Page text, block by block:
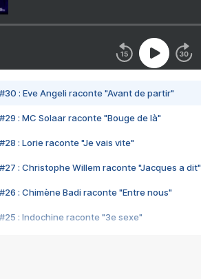
#30 : Eve Angeli raconte "Avant de partir"
#29 : MC Solaar raconte "Bouge de là"
#28 : Lorie raconte "Je vais vite"
#27 : Christophe Willem raconte "Jacques a dit"
#26 : Chimène Badi raconte "Entre nous"
#25 : Indochine raconte "3e sexe"